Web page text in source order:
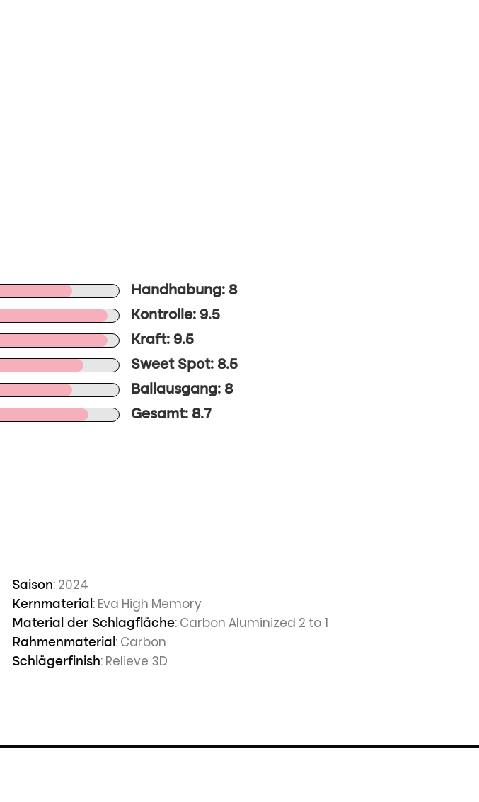
Handhabung: 8
Kontrolle: 9.5
Kraft: 9.5
Sweet Spot: 8.5
Ballausgang: 8
Gesamt: 8.7
Saison: 2024
Kernmaterial : Eva High Memory
Material der Schlagfläche: Carbon Aluminized 2 to 1
Rahmenmaterial : Carbon
Schlägerfinish: Relieve 3D